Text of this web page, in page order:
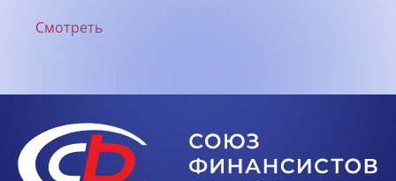
Смотреть